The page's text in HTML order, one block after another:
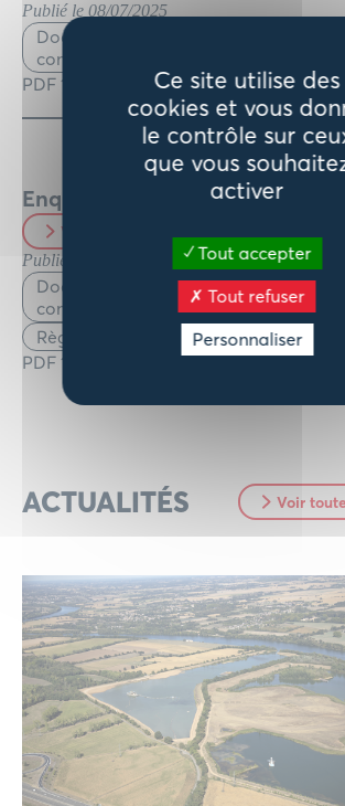
Ce site utilise des
cookies et vous
le contrôle sur
que vous
activer
Tout accepter
Tout refuser
Personnaliser
Publié le 08/07/2025
Documentations légales > Avis
consultations publiques
PDF 10 / pages
Enquête publique unique –
Voir le document
Publié le 08/07/2025
Documentations légales > Avis
consultations publiques
Règlements et tarifs > Urbanisme et
PDF 127 / pages
ACTUALITÉS Voir